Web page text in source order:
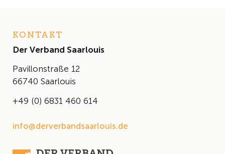
KONTAKT
Der Verband Saarlouis
Pavillonstraße 12
66740 Saarlouis
+49 (0) 6831 460 614
info@derverbandsaarlouis.de